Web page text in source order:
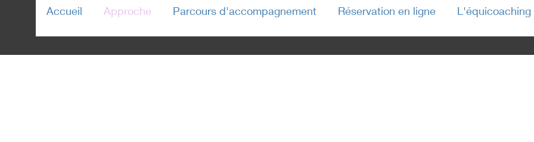
Accueil Approche Parcours d'accompagnement Réservation en ligne L'équicoaching